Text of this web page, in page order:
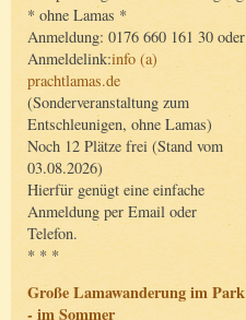
* ohne Lamas *
Anmeldung: 0176 660 161 30 oder
Anmeldelink:info (a)
prachtlamas.de
(Sonderveranstaltung zum
Entschleunigen, ohne Lamas)
Noch 12 Plätze frei (Stand vom
03.08.2026)
Hierfür genügt eine einfache
Anmeldung per Email oder
Telefon.
* * *
Große Lamawanderung im Park
- im Sommer